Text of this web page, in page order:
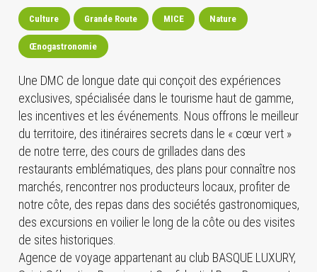
Culture Grande Route MICE Nature
Œnogastronomie
Une DMC de longue date qui conçoit des expériences
exclusives, spécialisée dans le tourisme haut de gamme,
les incentives et les événements. Nous offrons le meilleur
du territoire, des itinéraires secrets dans le « cœur vert »
de notre terre, des cours de grillades dans des
restaurants emblématiques, des plans pour connaître nos
marchés, rencontrer nos producteurs locaux, profiter de
notre côte, des repas dans des sociétés gastronomiques,
des excursions en voilier le long de la côte ou des visites
de sites historiques.
Agence de voyage appartenant au club BASQUE LUXURY,